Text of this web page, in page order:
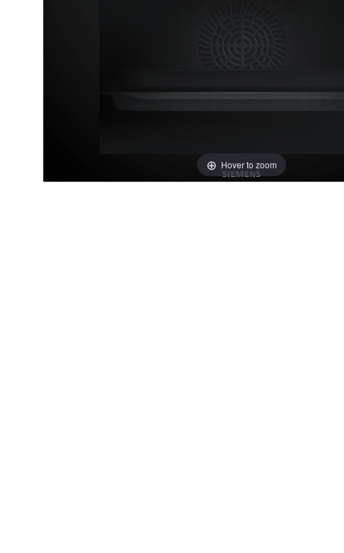
Hover to zoom